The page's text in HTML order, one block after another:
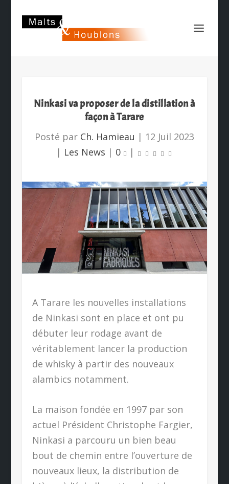
Ninkasi va proposer de la distillation à
façon à Tarare
Posté par Ch. Hamieau | 12 Juil 2023
| Les News | 0 |
A Tarare les nouvelles installations
de Ninkasi sont en place et ont pu
débuter leur rodage avant de
véritablement lancer la production
de whisky à partir des nouveaux
alambics notamment.
La maison fondée en 1997 par son
actuel Président Christophe Fargier,
Ninkasi a parcouru un bien beau
bout de chemin entre l’ouverture de
nouveaux lieux, la distribution de